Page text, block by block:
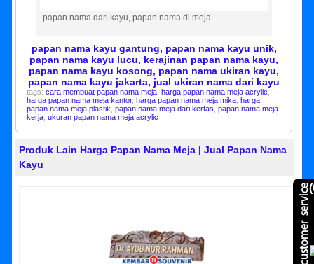
papan nama dari kayu, papan nama di meja
papan nama kayu gantung, papan nama kayu unik,
papan nama kayu lucu, kerajinan papan nama kayu,
papan nama kayu kosong, papan nama ukiran kayu,
papan nama kayu jakarta, jual ukiran nama dari kayu
tags:cara membuat papan nama meja harga papan nama meja acrylic
harga papan nama meja kantor, harga papan nama meja mika harga
papan nama meja plastik ,papan nama meja dari kertas ,papan nama meja
kerja ,ukuran papan nama meja acrylic
Produk Lain Harga Papan Nama Meja | Jual Papan Nama
Kayu